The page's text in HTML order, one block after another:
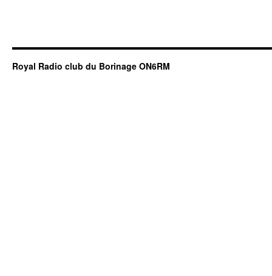
Royal Radio club du Borinage ON6RM